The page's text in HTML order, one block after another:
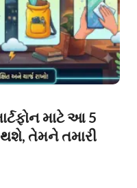
માટે આ 5
તેમને તમારી